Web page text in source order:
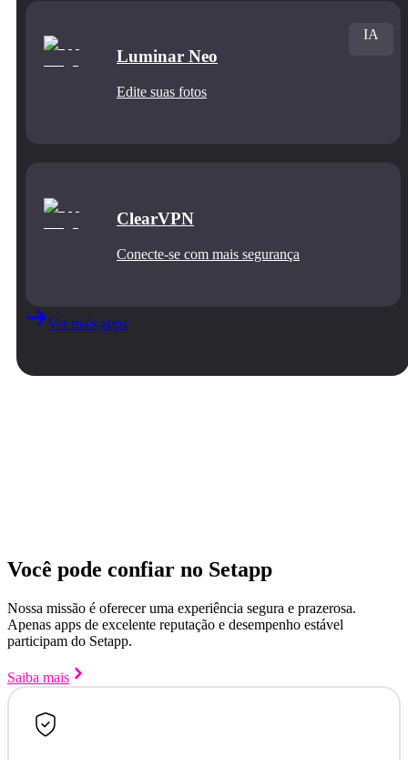
Luminar Neo
Edite suas fotos
IA
ClearVPN
Conecte‑se com mais segurança
Ver mais apps
Você pode confiar no Setapp
Nossa missão é oferecer uma experiência segura e prazerosa.
Apenas apps de excelente reputação e desempenho estável
participam do Setapp.
Saiba mais